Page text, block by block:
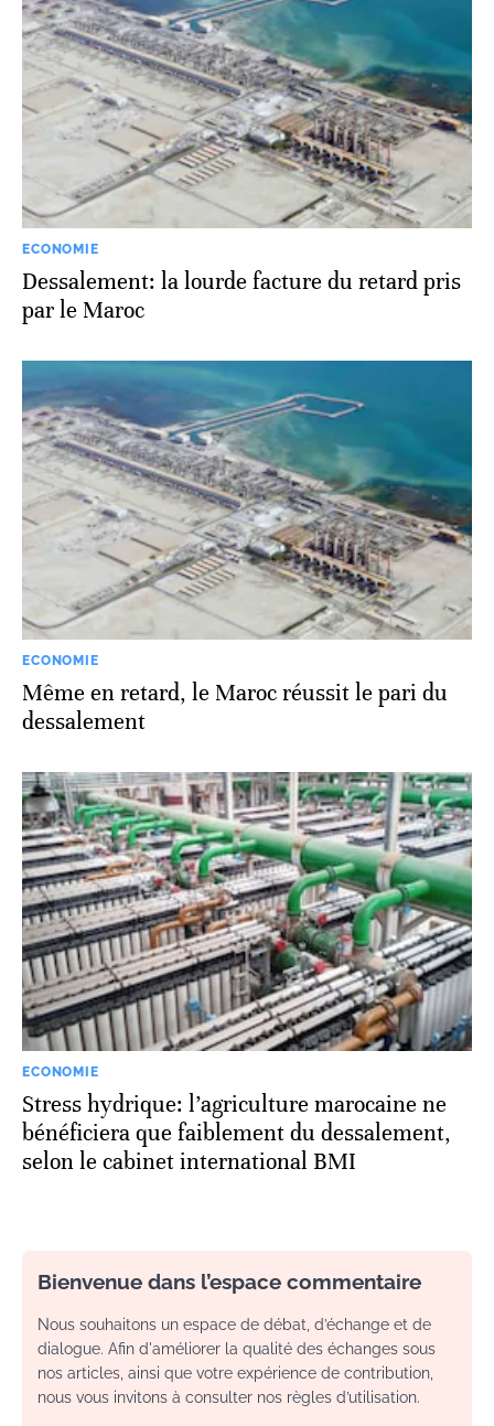
ECONOMIE
Dessalement: la lourde facture du retard pris
par le Maroc
ECONOMIE
Même en retard, le Maroc réussit le pari du
dessalement
ECONOMIE
Stress hydrique: l’agriculture marocaine ne
bénéficiera que faiblement du dessalement,
selon le cabinet international BMI
Bienvenue dans l’espace commentaire
Nous souhaitons un espace de débat, d’échange et de
dialogue. Afin d'améliorer la qualité des échanges sous
nos articles, ainsi que votre expérience de contribution,
nous vous invitons à consulter nos règles d’utilisation.